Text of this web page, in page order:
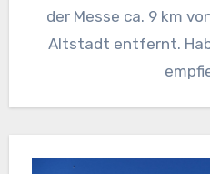
der Messe ca. 9 km
Altstadt entfernt.